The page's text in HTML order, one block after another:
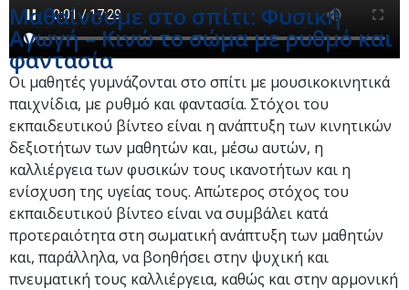
Μαθαίνουμε στο σπίτι: Φυσική
Αγωγή – Κινώ το σώμα με ρυθμό και
φαντασία
Οι μαθητές γυμνάζονται στο σπίτι με μουσικοκινητικά
παιχνίδια, με ρυθμό και φαντασία. Στόχοι του
εκπαιδευτικού βίντεο είναι η ανάπτυξη των κινητικών
δεξιοτήτων των μαθητών και, μέσω αυτών, η
καλλιέργεια των φυσικών τους ικανοτήτων και η
ενίσχυση της υγείας τους. Απώτερος στόχος του
εκπαιδευτικού βίντεο είναι να συμβάλει κατά
προτεραιότητα στη σωματική ανάπτυξη των μαθητών
και, παράλληλα, να βοηθήσει στην ψυχική και
πνευματική τους καλλιέργεια, καθώς και στην αρμονική